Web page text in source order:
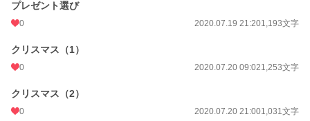
プレゼント選び
0 2020.07.19 21:201,193文字
クリスマス（1）
0 2020.07.20 09:021,253文字
クリスマス（2）
0 2020.07.20 21:001,031文字